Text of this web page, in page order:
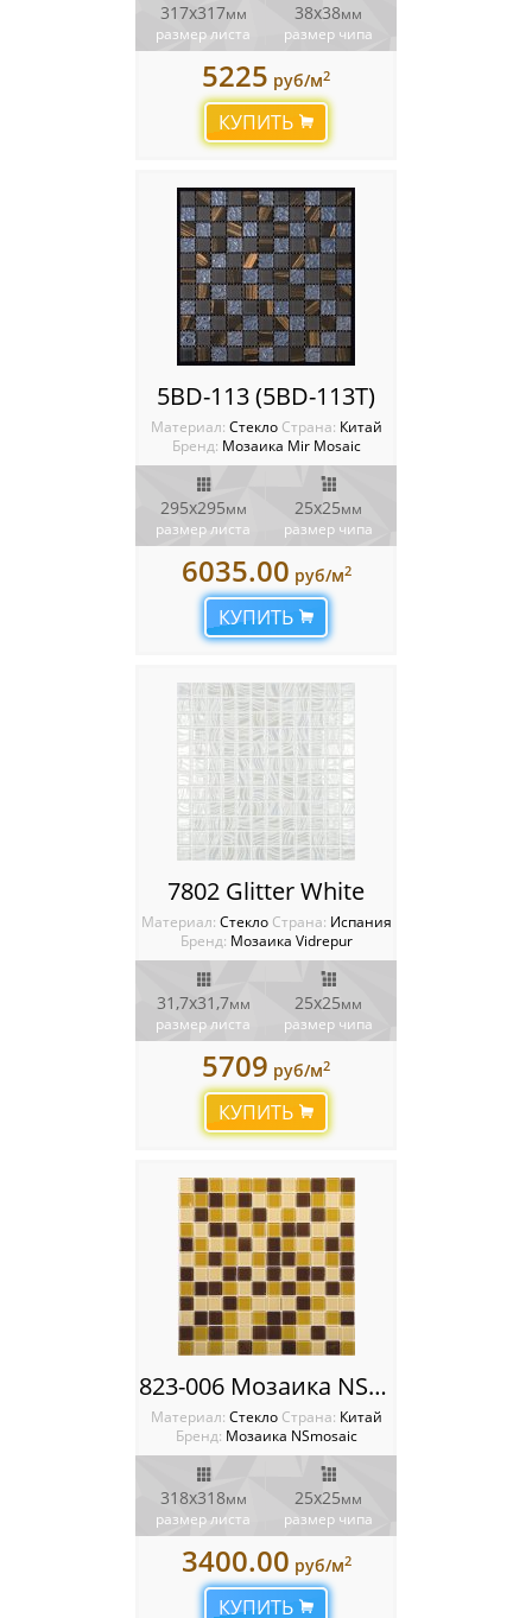
317х317мм
размер листа
38х38мм
размер чипа
5225 руб/м2
КУПИТЬ
5BD-113 (5BD-113T)
Материал: Стекло Cтрана: Китай
Бренд: Мозаика Mir Mosaic
295x295мм
размер листа
25х25мм
размер чипа
6035.00 руб/м2
КУПИТЬ
7802 Glitter White
Материал: Стекло Cтрана: Испания
Бренд: Мозаика Vidrepur
31,7x31,7мм
размер листа
25х25мм
размер чипа
5709 руб/м2
КУПИТЬ
823-006 Мозаика NSmosaic
Материал: Стекло Cтрана: Китай
Бренд: Мозаика NSmosaic
318x318мм
размер листа
25х25мм
размер чипа
3400.00 руб/м2
КУПИТЬ